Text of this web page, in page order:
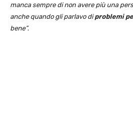
manca sempre di non avere più una
anche quando gli parlavo diproblemi
bene”.